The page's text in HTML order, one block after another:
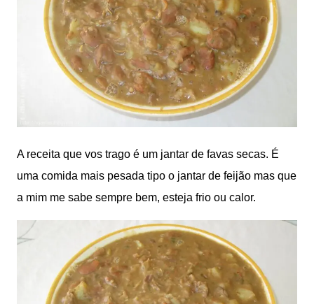
A receita que vos trago é um jantar de favas secas. É
uma comida mais pesada tipo o jantar de feijão mas que
a mim me sabe sempre bem, esteja frio ou calor.